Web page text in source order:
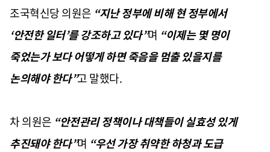
조국혁신당 의원은 “지난 정부에 비해 현 정부에서
‘안전한 일터’를 강조하고 있다”며 “이제는 몇 명이
죽었는가 보다 어떻게 하면 죽음을 멈출 있을지를
논의해야 한다”고 말했다.
차 의원은 “안전관리 정책이나 대책들이 실효성 있게
추진돼야 한다”며 “우선 가장 취약한 하청과 도급